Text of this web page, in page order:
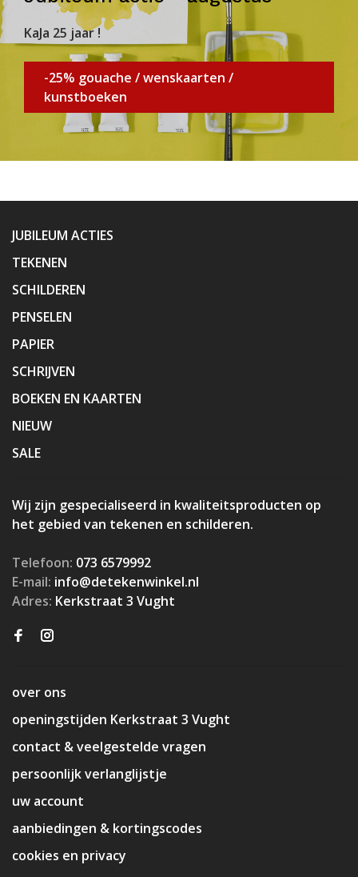
KaJa 25 jaar !
-25% gouache / wenskaarten /
kunstboeken
JUBILEUM ACTIES
TEKENEN
SCHILDEREN
PENSELEN
PAPIER
SCHRIJVEN
BOEKEN EN KAARTEN
NIEUW
SALE
Wij zijn gespecialiseerd in kwaliteitsproducten op
het gebied van tekenen en schilderen.
Telefoon: 073 6579992
E-mail: info@detekenwinkel.nl
Adres: Kerkstraat 3 Vught
over ons
openingstijden Kerkstraat 3 Vught
contact & veelgestelde vragen
persoonlijk verlanglijstje
uw account
aanbiedingen & kortingscodes
cookies en privacy